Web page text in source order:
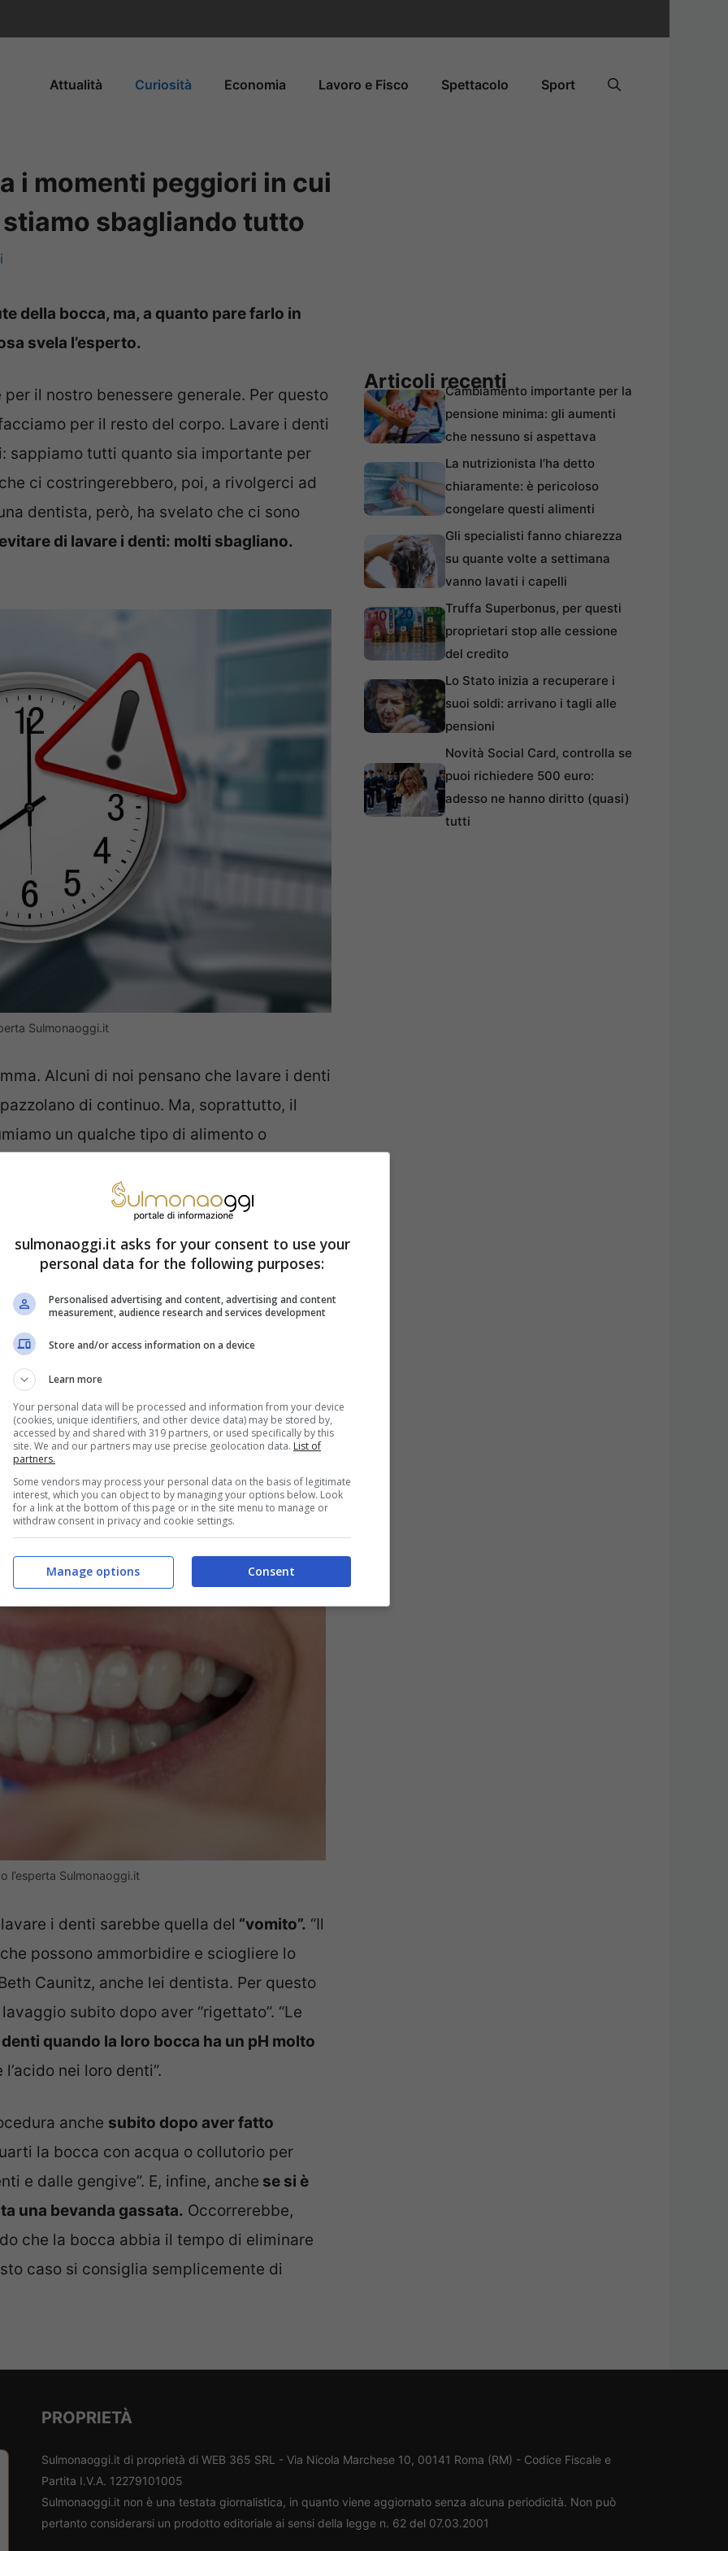
Attualità Curiosità Economia Lavoro e Fisco Spettacolo Sport
i momenti peggiori in cui
sbagliando tutto
della bocca, ma, a quanto pare farlo in
svela l’esperto.
il nostro benessere generale. Per questo
per il resto del corpo. Lavare i denti
sappiamo tutti quanto sia importante per
ci costringerebbero, poi, a rivolgerci ad
dentista, però, ha svelato che ci sono
di lavare i denti: molti sbagliano.
Sulmonaoggi.it
Alcuni di noi pensano che lavare i denti
di continuo. Ma, soprattutto, il
un qualche tipo di alimento o
è intervenuta per spiegare quali
i denti.
per lavare i denti: cosa
Shaadi Manouchehri sul suo profilo di
della NBC ha coinvolto altri esperti per
sconsigliati o meno per lavare i denti.
bisognerebbe procedere.
l’esperta Sulmonaoggi.it
i denti sarebbe quella del “vomito”. “Il
possono ammorbidire e sciogliere lo
Caunitz, anche lei dentista. Per questo
subito dopo aver “rigettato”. “Le
quando la loro bocca ha un pH molto
nei loro denti”.
anche subito dopo aver fatto
la bocca con acqua o collutorio per
e dalle gengive”. E, infine, anche se si è
una bevanda gassata. Occorrerebbe,
che la bocca abbia il tempo di eliminare
caso si consiglia semplicemente di
Articoli recentiCambiamento importante per la
pensione minima: gli aumenti
che nessuno si aspettava
La nutrizionista l’ha detto
chiaramente: è pericoloso
congelare questi alimenti
Gli specialisti fanno chiarezza
su quante volte a settimana
vanno lavati i capelli
Truffa Superbonus, per questi
proprietari stop alle cessione
del credito
Lo Stato inizia a recuperare i
suoi soldi: arrivano i tagli alle
pensioni
Novità Social Card, controlla se
puoi richiedere 500 euro:
adesso ne hanno diritto (quasi)
tutti
PROPRIETÀ
Sulmonaoggi.it di proprietà di WEB 365 SRL - Via Nicola Marchese 10, 00141 Roma (RM) - Codice Fiscale e
Partita I.V.A. 12279101005
Sulmonaoggi.it non è una testata giornalistica, in quanto viene aggiornato senza alcuna periodicità. Non può
pertanto considerarsi un prodotto editoriale ai sensi della legge n. 62 del 07.03.2001
sulmonaoggi.it asks for your consent to use your
personal data for the following purposes:
Personalised advertising and content, advertising and content
measurement, audience research and services development
Store and/or access information on a device
Learn more
Your personal data will be processed and information from your device
(cookies, unique identifiers, and other device data) may be stored by,
accessed by and shared with 319 partners, or used specifically by this
site. We and our partners may use precise geolocation data. List of
partners.
Some vendors may process your personal data on the basis of legitimate
interest, which you can object to by managing your options below. Look
for a link at the bottom of this page or in the site menu to manage or
withdraw consent in privacy and cookie settings.
Consent
Manage options